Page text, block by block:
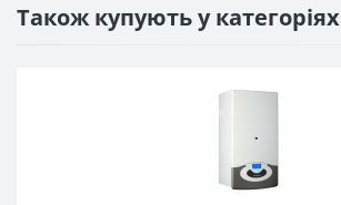
Також купують у категоріях